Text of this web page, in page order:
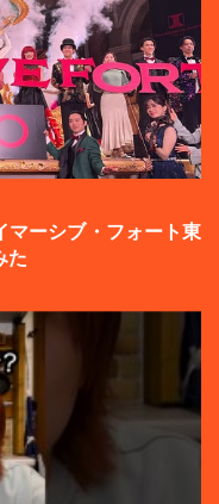
マーシブ・フォート東
た